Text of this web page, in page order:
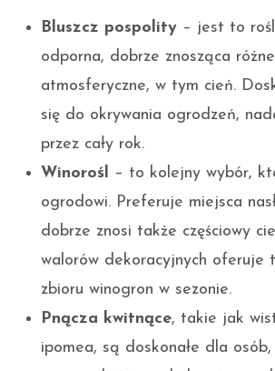
Bluszcz pospolity – jest to
odporna, dobrze znosząca
atmosferyczne, w tym cień.
się do okrywania ogrodzeń,
przez cały rok.
Winorośl – to kolejny wybór,
ogrodowi. Preferuje miejsca
dobrze znosi także częściowy
walorów dekoracyjnych oferuje
zbioru winogron w sezonie.
Pnącza kwitnące, takie jak
ipomea, są doskonałe dla